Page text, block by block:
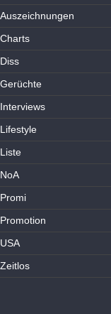
Auszeichnungen
Charts
Diss
Gerüchte
Interviews
Lifestyle
Liste
NoA
Promi
Promotion
USA
Zeitlos